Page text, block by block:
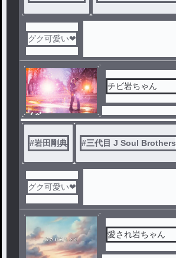
グク可愛い❤
ノベ
ル
チビ岩ちゃん
#岩田剛典 #三代目 J Soul Brothers
グク可愛い❤
愛され岩ちゃん